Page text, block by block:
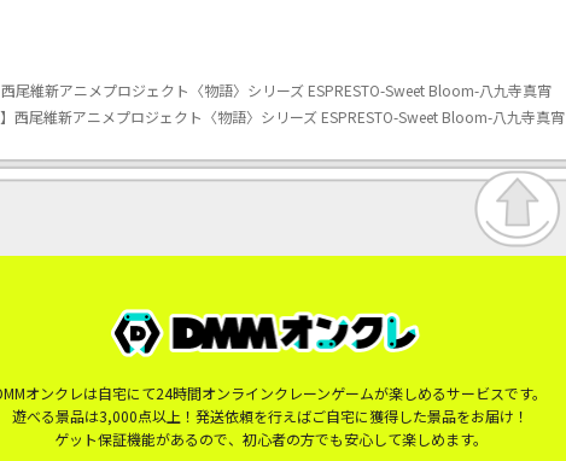
尾維新アニメプロジェクト〈物語〉シリーズ ESPRESTO-Sweet Bloom-八九寺真宵
西尾維新アニメプロジェクト〈物語〉シリーズ ESPRESTO-Sweet Bloom-八九寺真宵
オンクレは自宅にて24時間オンラインクレーンゲームが楽しめるサービスです。
遊べる景品は3,000点以上！発送依頼を行えばご自宅に獲得した景品をお届け！
ゲット保証機能があるので、初心者の方でも安心して楽しめます。